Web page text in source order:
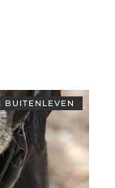
BUITENLEVEN